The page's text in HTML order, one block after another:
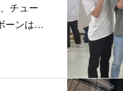
チュー
ーンは…